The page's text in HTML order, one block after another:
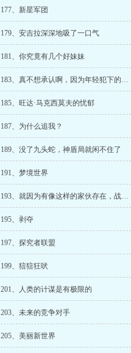
177、新星军团
179、安吉拉深深地吸了一口气
181、你究竟有几个好妹妹
183、真不想承认啊，因为年轻犯下的过错
185、旺达·马克西莫夫的忧郁
187、为什么追我？
189、没了九头蛇，神盾局就闲不住了
191、梦境世界
193、就因为有像这样的家伙存在，战争才不会消亡
195、剥夺
197、探究者联盟
199、狺狺狂吠
201、人类的计谋是有极限的
203、未来的竞争对手
205、美丽新世界